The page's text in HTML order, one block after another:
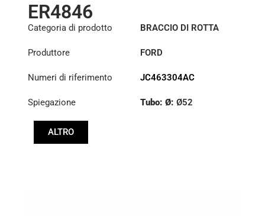
ER4846
Categoria di prodotto BRACCIO DI ROTTA
Produttore FORD
Numeri di riferimento JC463304AC
Spiegazione Tubo: Ø: Ø52
ALTRO